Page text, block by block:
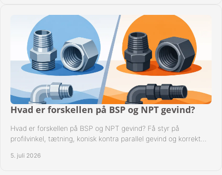
Hvad er forskellen på BSP og NPT gevind?
Hvad er forskellen på BSP og NPT gevind? Få styr på
profilvinkel, tætning, konisk kontra parallel gevind og korrekt
5. juli 2026